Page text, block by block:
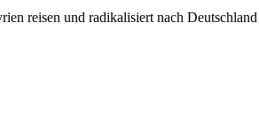
reisen und radikalisiert nach